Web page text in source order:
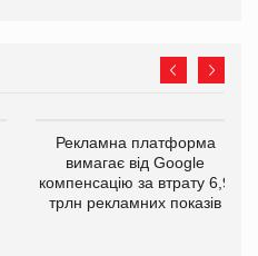
Рекламна платформа
вимагає від Google
компенсацію за втрату 6,9
трлн рекламних показів